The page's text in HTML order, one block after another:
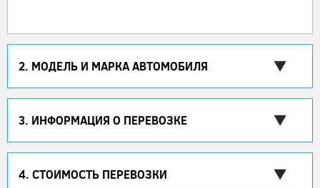
2. МОДЕЛЬ И МАРКА АВТОМОБИЛЯ
3. ИНФОРМАЦИЯ О ПЕРЕВОЗКЕ
4. СТОИМОСТЬ ПЕРЕВОЗКИ